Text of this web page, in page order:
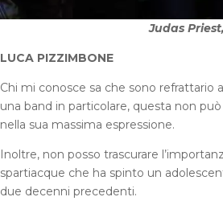
Judas
LUCA PIZZIMBONE
Chi mi conosce sa che sono refrattario
una band in particolare, questa non
nella sua massima espressione.
Inoltre, non posso trascurare
spartiacque che ha spinto un
due decenni precedenti.